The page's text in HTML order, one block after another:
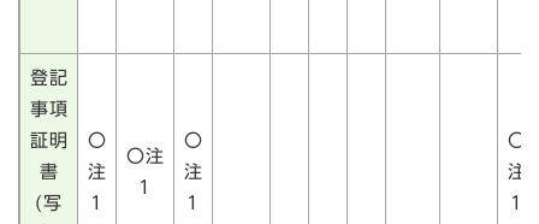
登記
事項
証明
書
(写
〇
注
1
〇注
1
〇
注
1
〇
注
1